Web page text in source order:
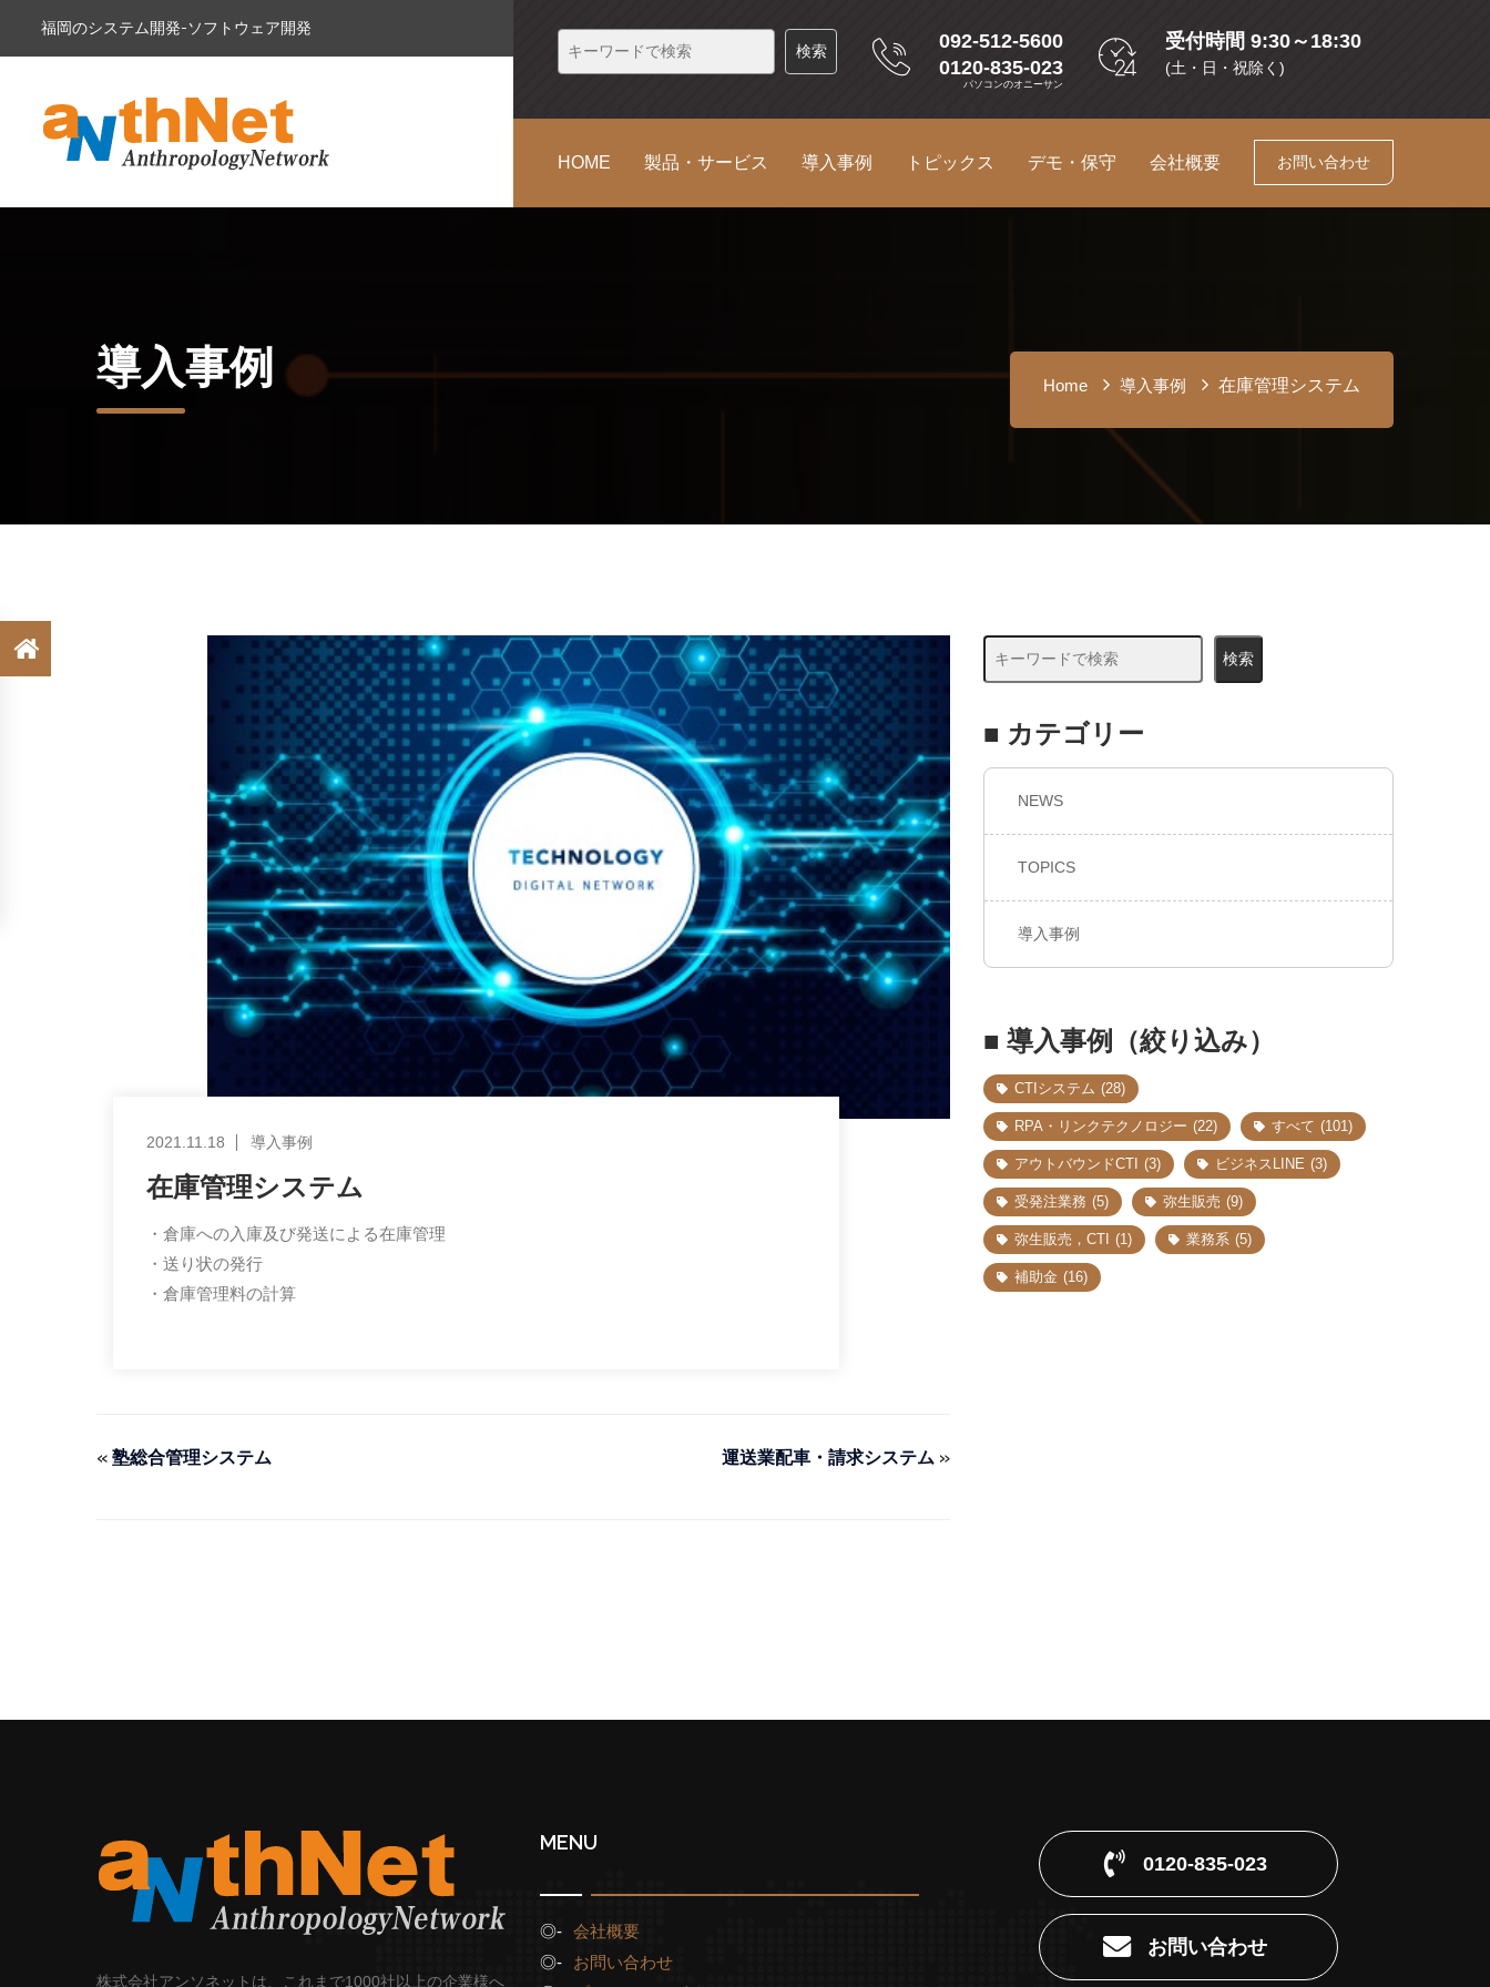
福岡のシステム開発-ソフトウェア開発
092-512-5600
0120-835-023
パソコンのオニーサン
受付時間 9:30～18:30
(土・日・祝除く)
HOME 製品・サービス 導入事例 トピックス デモ・保守 会社概要 お問い合わせ
導入事例 Home 導入事例 在庫管理システム
2021.11.18 導入事例
在庫管理システム
・倉庫への入庫及び発送による在庫管理
・送り状の発行
・倉庫管理料の計算
« 塾総合管理システム 運送業配車・請求システム »
検索
■ カテゴリー
NEWS
TOPICS
導入事例
■ 導入事例（絞り込み）
CTIシステム (28)
RPA・リンクテクノロジー (22) すべて (101)
アウトバウンドCTI (3) ビジネスLINE (3)
受発注業務 (5) 弥生販売 (9)
弥生販売，CTI (1) 業務系 (5)
補助金 (16)
株式会社アンソネットは、これまで1000社以上の企業様へ
MENU
会社概要
お問い合わせ
0120-835-023
お問い合わせ